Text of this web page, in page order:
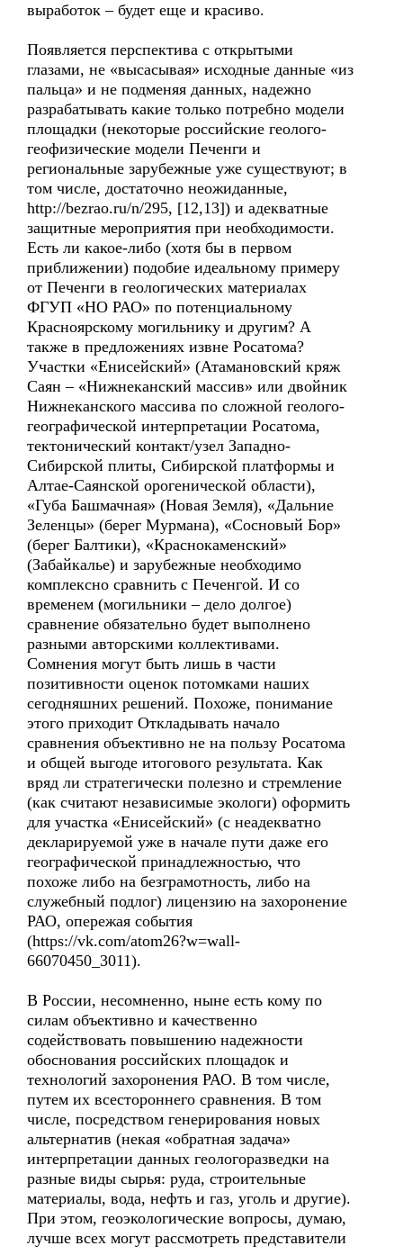
выработок – будет еще и красиво.
Появляется перспектива с открытыми
глазами, не «высасывая» исходные данные «из
пальца» и не подменяя данных, надежно
разрабатывать какие только потребно модели
площадки (некоторые российские геолого-
геофизические модели Печенги и
региональные зарубежные уже существуют; в
том числе, достаточно неожиданные,
http://bezrao.ru/n/295, [12,13]) и адекватные
защитные мероприятия при необходимости.
Есть ли какое-либо (хотя бы в первом
приближении) подобие идеальному примеру
от Печенги в геологических материалах
ФГУП «НО РАО» по потенциальному
Красноярскому могильнику и другим? А
также в предложениях извне Росатома?
Участки «Енисейский» (Атамановский кряж
Саян – «Нижнеканский массив» или двойник
Нижнеканского массива по сложной геолого-
географической интерпретации Росатома,
тектонический контакт/узел Западно-
Сибирской плиты, Сибирской платформы и
Алтае-Саянской орогенической области),
«Губа Башмачная» (Новая Земля), «Дальние
Зеленцы» (берег Мурмана), «Сосновый Бор»
(берег Балтики), «Краснокаменский»
(Забайкалье) и зарубежные необходимо
комплексно сравнить с Печенгой. И со
временем (могильники – дело долгое)
сравнение обязательно будет выполнено
разными авторскими коллективами.
Сомнения могут быть лишь в части
позитивности оценок потомками наших
сегодняшних решений. Похоже, понимание
этого приходит Откладывать начало
сравнения объективно не на пользу Росатома
и общей выгоде итогового результата. Как
вряд ли стратегически полезно и стремление
(как считают независимые экологи) оформить
для участка «Енисейский» (с неадекватно
декларируемой уже в начале пути даже его
географической принадлежностью, что
похоже либо на безграмотность, либо на
служебный подлог) лицензию на захоронение
РАО, опережая события
(https://vk.com/atom26?w=wall-
66070450_3011).
В России, несомненно, ныне есть кому по
силам объективно и качественно
содействовать повышению надежности
обоснования российских площадок и
технологий захоронения РАО. В том числе,
путем их всестороннего сравнения. В том
числе, посредством генерирования новых
альтернатив (некая «обратная задача»
интерпретации данных геологоразведки на
разные виды сырья: руда, строительные
материалы, вода, нефть и газ, уголь и другие).
При этом, геоэкологические вопросы, думаю,
лучше всех могут рассмотреть представители